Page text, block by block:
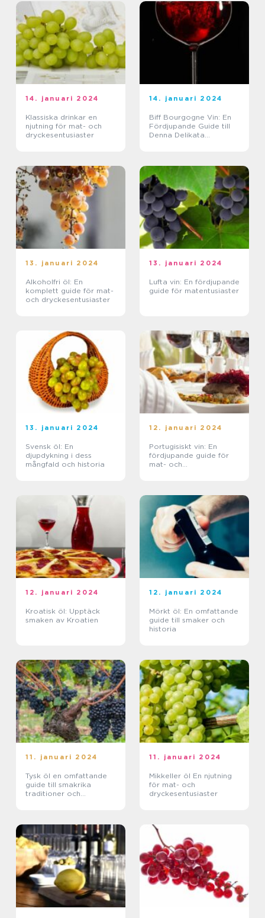
14. januari 2024
Klassiska drinkar en
njutning för mat- och
dryckesentusiaster
14. januari 2024
Biff Bourgogne Vin: En
Fördjupande Guide till
Denna Delikata
13. januari 2024
Alkoholfri öl: En
komplett guide för mat-
och dryckesentusiaster
13. januari 2024
Lufta vin: En fördjupande
guide för matentusiaster
13. januari 2024
Svensk öl: En
djupdykning i dess
mångfald och historia
12. januari 2024
Portugisiskt vin: En
fördjupande guide för
mat- och
12. januari 2024
Kroatisk öl: Upptäck
smaken av Kroatien
12. januari 2024
Mörkt öl: En omfattande
guide till smaker och
historia
11. januari 2024
Tysk öl en omfattande
guide till smakrika
traditioner och
11. januari 2024
Mikkeller öl En njutning
för mat- och
dryckesentusiaster